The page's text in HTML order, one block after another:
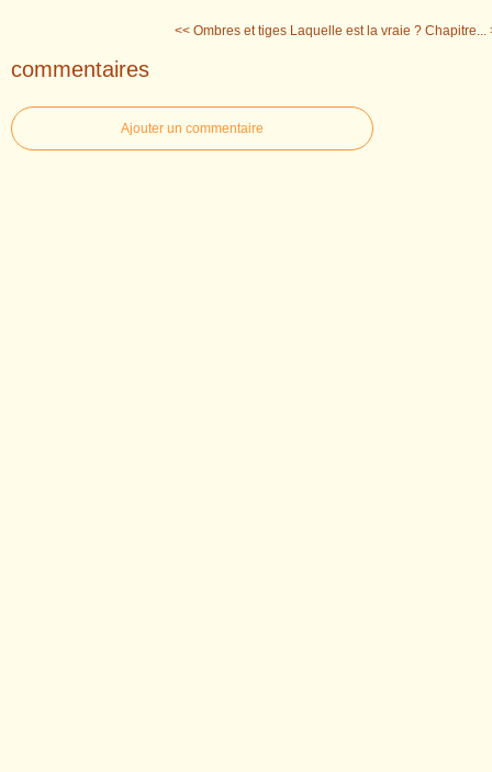
<< Ombres et tiges Laquelle est la vraie ? Chapitre...
commentaires
Ajouter un commentaire